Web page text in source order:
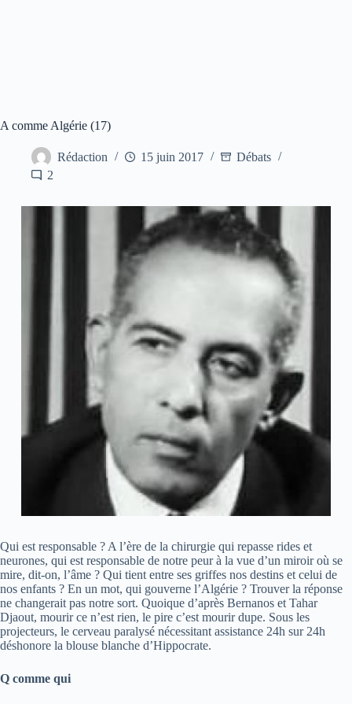
A comme Algérie (17)
Rédaction 15 juin 2017
Débats
2
Qui est responsable ? A l’ère de la chirurgie qui repasse rides et
neurones, qui est responsable de notre peur à la vue d’un miroir où se
mire, dit-on, l’âme ? Qui tient entre ses griffes nos destins et celui de
nos enfants ? En un mot, qui gouverne l’Algérie ? Trouver la réponse
ne changerait pas notre sort. Quoique d’après Bernanos et Tahar
Djaout, mourir ce n’est rien, le pire c’est mourir dupe. Sous les
projecteurs, le cerveau paralysé nécessitant assistance 24h sur 24h
déshonore la blouse blanche d’Hippocrate.
Q comme qui